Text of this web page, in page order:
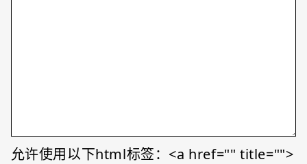
允许使用以下html标签：<a href="" title="">